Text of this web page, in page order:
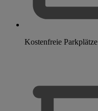
Kostenfreie Parkplätze